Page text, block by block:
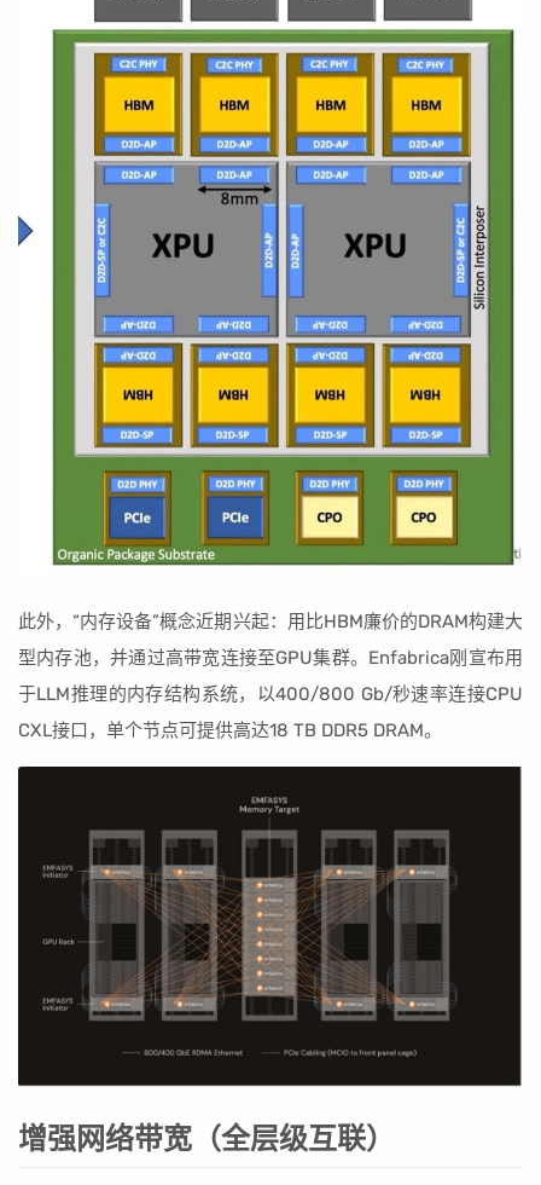
此外，“内存设备”概念近期兴起：用比HBM廉价的DRAM构建大
型内存池，并通过高带宽连接至GPU集群。Enfabrica刚宣布用
于LLM推理的内存结构系统，以400/800 Gb/秒速率连接CPU
CXL接口，单个节点可提供高达18 TB DDR5 DRAM。
增强网络带宽（全层级互联）